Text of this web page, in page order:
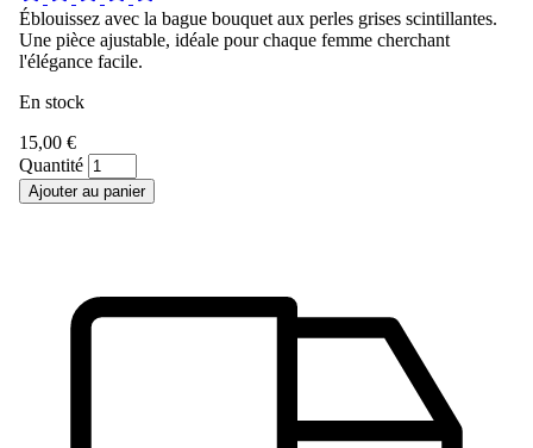
Éblouissez avec la bague bouquet aux perles grises scintillantes.
Une pièce ajustable, idéale pour chaque femme cherchant
l'élégance facile.
En stock
15,00 €
Quantité
Ajouter au panier